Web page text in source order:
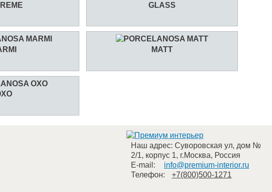
GLASS
MATT
Наш адрес: Суворовская ул, дом №
2/1, корпус 1, г.Москва, Россия
E-mail:
info@premium-interior.ru
Телефон:
+7(800)500-1271